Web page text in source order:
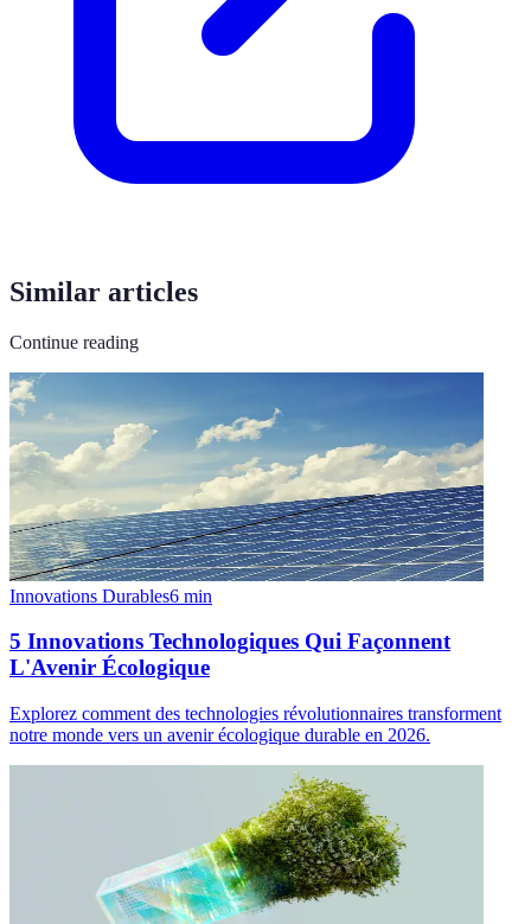
Similar articles
Continue reading
Innovations Durables6 min
5 Innovations Technologiques Qui Façonnent
L'Avenir Écologique
Explorez comment des technologies révolutionnaires transforment
notre monde vers un avenir écologique durable en 2026.